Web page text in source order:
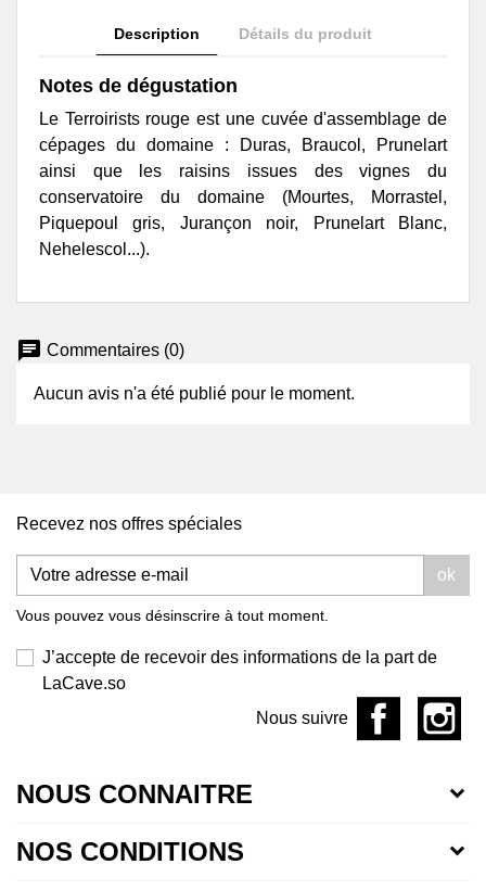
Description Détails du produit
Notes de dégustation
Le Terroirists rouge est une cuvée d'assemblage de
cépages du domaine :
Duras, Braucol, Prunelart
ainsi que les raisins issues des vignes du
conservatoire du domaine (Mourtes, Morrastel,
Piquepoul gris, Jurançon noir, Prunelart Blanc,
Nehelescol...).
chat Commentaires (0)
Aucun avis n'a été publié pour le moment.
Recevez nos offres spéciales
ok
Vous pouvez vous désinscrire à tout moment.
J’accepte de recevoir des informations de la part de
LaCave.so
Nous suivre
NOUS CONNAITRE
NOS CONDITIONS